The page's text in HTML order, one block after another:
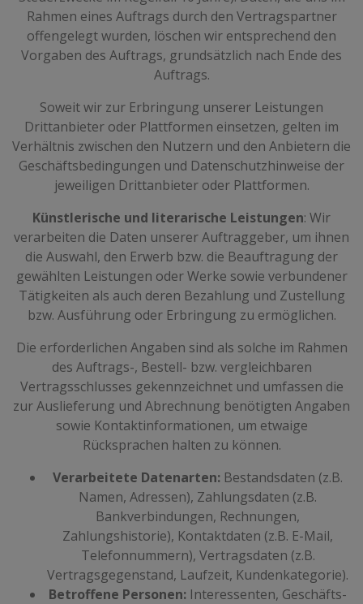
Rahmen eines Auftrags durch den Vertragspartner
offengelegt wurden, löschen wir entsprechend den
Vorgaben des Auftrags, grundsätzlich nach Ende des
Auftrags.
Soweit wir zur Erbringung unserer Leistungen
Drittanbieter oder Plattformen einsetzen, gelten im
Verhältnis zwischen den Nutzern und den Anbietern die
Geschäftsbedingungen und Datenschutzhinweise der
jeweiligen Drittanbieter oder Plattformen.
Künstlerische und literarische Leistungen: Wir
verarbeiten die Daten unserer Auftraggeber, um ihnen
die Auswahl, den Erwerb bzw. die Beauftragung der
gewählten Leistungen oder Werke sowie verbundener
Tätigkeiten als auch deren Bezahlung und Zustellung
bzw. Ausführung oder Erbringung zu ermöglichen.
Die erforderlichen Angaben sind als solche im Rahmen
des Auftrags-, Bestell- bzw. vergleichbaren
Vertragsschlusses gekennzeichnet und umfassen die
zur Auslieferung und Abrechnung benötigten Angaben
sowie Kontaktinformationen, um etwaige
Rücksprachen halten zu können.
Verarbeitete Datenarten: Bestandsdaten (z.B.
Namen, Adressen), Zahlungsdaten (z.B.
Bankverbindungen, Rechnungen,
Zahlungshistorie), Kontaktdaten (z.B. E-Mail,
Telefonnummern), Vertragsdaten (z.B.
Vertragsgegenstand, Laufzeit, Kundenkategorie).
Betroffene Personen: Interessenten, Geschäfts-